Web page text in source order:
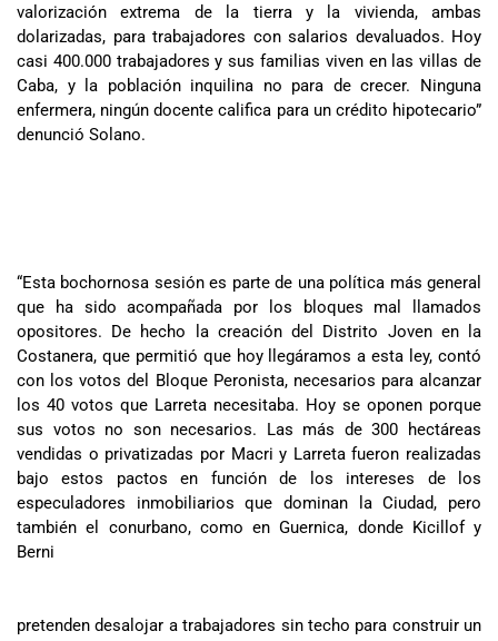
valorización extrema de la tierra y la vivienda, ambas
dolarizadas, para trabajadores con salarios devaluados. Hoy
casi 400.000 trabajadores y sus familias viven en las villas de
Caba, y la población inquilina no para de crecer. Ninguna
enfermera, ningún docente califica para un crédito hipotecario”
denunció Solano.
“Esta bochornosa sesión es parte de una política más general
que ha sido acompañada por los bloques mal llamados
opositores. De hecho la creación del Distrito Joven en la
Costanera, que permitió que hoy llegáramos a esta ley, contó
con los votos del Bloque Peronista, necesarios para alcanzar
los 40 votos que Larreta necesitaba. Hoy se oponen porque
sus votos no son necesarios. Las más de 300 hectáreas
vendidas o privatizadas por Macri y Larreta fueron realizadas
bajo estos pactos en función de los intereses de los
especuladores inmobiliarios que dominan la Ciudad, pero
también el conurbano, como en Guernica, donde Kicillof y
Berni
pretenden desalojar a trabajadores sin techo para construir un